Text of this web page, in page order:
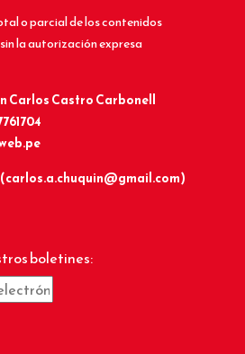
o parcial de los contenidos
la autorización expresa
Carlos Castro Carbonell
boletines: